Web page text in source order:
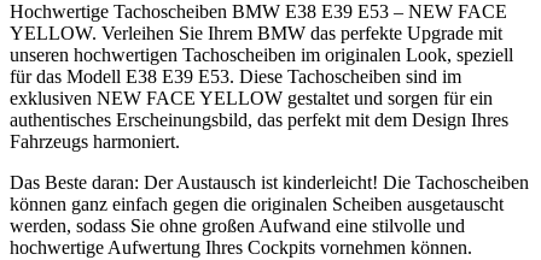
Hochwertige Tachoscheiben BMW E38 E39 E53 – NEW FACE
YELLOW. Verleihen Sie Ihrem BMW das perfekte Upgrade mit
unseren hochwertigen Tachoscheiben im originalen Look, speziell
für das Modell E38 E39 E53. Diese Tachoscheiben sind im
exklusiven NEW FACE YELLOW gestaltet und sorgen für ein
authentisches Erscheinungsbild, das perfekt mit dem Design Ihres
Fahrzeugs harmoniert.
Das Beste daran: Der Austausch ist kinderleicht! Die Tachoscheiben
können ganz einfach gegen die originalen Scheiben ausgetauscht
werden, sodass Sie ohne großen Aufwand eine stilvolle und
hochwertige Aufwertung Ihres Cockpits vornehmen können.